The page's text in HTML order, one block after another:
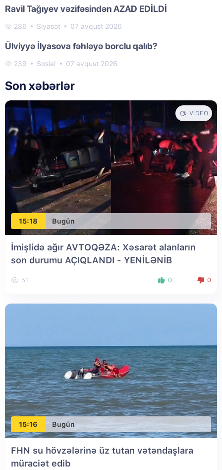
Ravil Tağıyev vəzifəsindən AZAD EDİLDİ
286 Siyasət 07 avqust 2026
Ülviyyə İlyasova fəhləyə borclu qalıb?
239 Sosial 07 avqust 2026
Son xəbərlər
15:18 Bugün
VIDEO
İmişlidə ağır AVTOQƏZA: Xəsarət alanların
son durumu AÇIQLANDI - YENİLƏNİB
51 0 0
15:16 Bugün
FHN su hövzələrinə üz tutan vətəndaşlara
müraciət edib